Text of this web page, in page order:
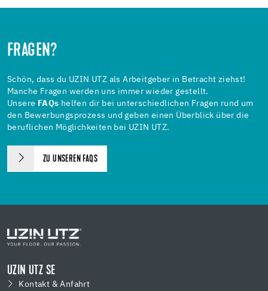
FRAGEN?
Schön, dass du UZIN UTZ als Arbeitgeber in Betracht ziehst!
Manche Fragen werden uns immer wieder gestellt.
Unsere FAQs helfen dir bei unterschiedlichen Fragen rund um
den Bewerbungsprozess und geben einen Überblick über die
beruflichen Möglichkeiten bei UZIN UTZ.
ZU UNSEREN FAQS
UZIN UTZ SE
Kontakt & Anfahrt